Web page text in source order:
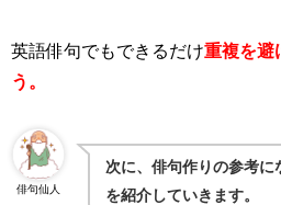
英語俳句でもできるだけ重複を避
う。
俳句仙人
次に、俳句作りの参考に
を紹介していきます。